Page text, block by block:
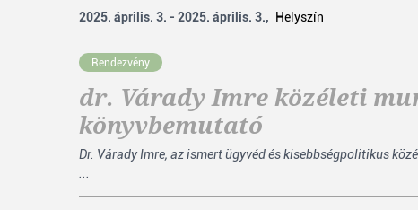
2025. április. 3. - 2025. április. 3., Helyszín
Rendezvény
dr. Várady Imre közéleti
könyvbemutató
Dr. Várady Imre, az ismert ügyvéd és kisebbségpolitikus